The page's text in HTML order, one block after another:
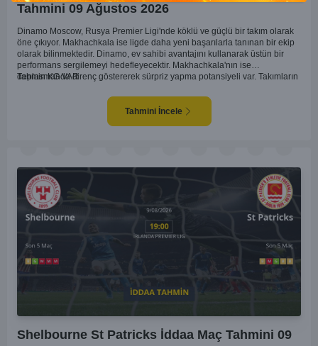
Tahmini 09 Ağustos 2026
Dinamo Moscow, Rusya Premier Ligi'nde köklü ve güçlü bir takım olarak
öne çıkıyor. Makhachkala ise ligde daha yeni başarılarla tanınan bir ekip
olarak bilinmektedir. Dinamo, ev sahibi avantajını kullanarak üstün bir
performans sergilemeyi hedefleyecektir. Makhachkala'nın ise
deplasmanda direnç göstererek sürpriz yapma potansiyeli var. Takımların
karşılıklı goller izleyebileceğimiz bir mücadele olası görünüyor. Taktiksel
açıdan dengeli bir maç olması beklenirken, seyir zevki yüksek bir
karşılaşma bizleri bekliyor.
Tahmin KG VAR
Tahmini İncele
Shelbourne St Patricks İddaa Maç Tahmini 09